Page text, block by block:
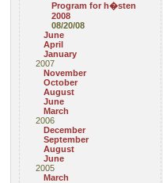
Program for h�sten
2008
08/20/08
June
April
January
2007
November
October
August
June
March
2006
December
September
August
June
2005
March